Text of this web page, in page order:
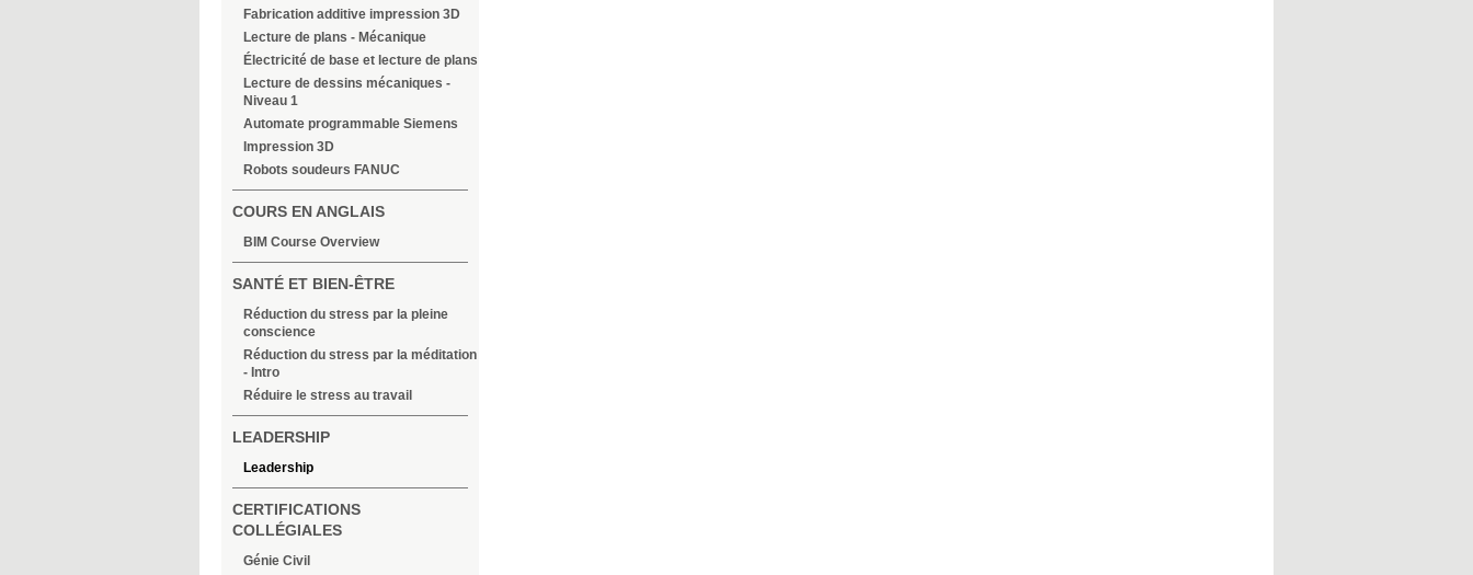
Fabrication additive impression 3D
Lecture de plans - Mécanique
Électricité de base et lecture de plans
Lecture de dessins mécaniques -
Niveau 1
Automate programmable Siemens
Impression 3D
Robots soudeurs FANUC
COURS EN ANGLAIS
BIM Course Overview
SANTÉ ET BIEN-ÊTRE
Réduction du stress par la pleine
conscience
Réduction du stress par la méditation
- Intro
Réduire le stress au travail
LEADERSHIP
Leadership
CERTIFICATIONS
COLLÉGIALES
Génie Civil